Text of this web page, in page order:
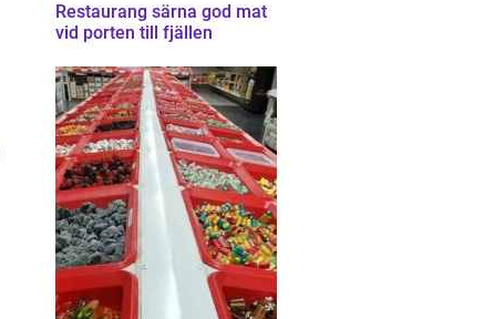
Restaurang särna god mat
vid porten till fjällen